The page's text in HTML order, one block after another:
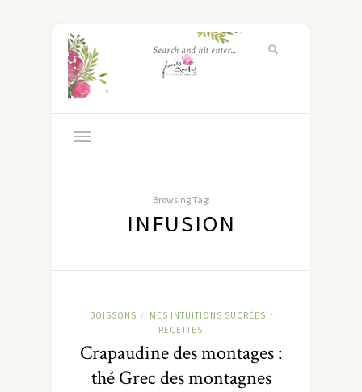
Browsing Tag:
INFUSION
BOISSONS / MES INTUITIONS SUCRÉES /
RECETTES
Crapaudine des montages :
thé Grec des montagnes